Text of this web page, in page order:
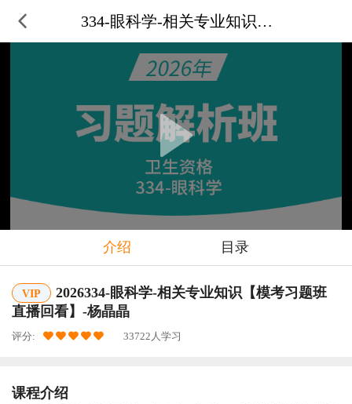
334-眼科学-相关专业知识【模
介绍 目录
VIP
2026334-眼科学-相关专业知识【模考习题班
直播回看】-杨晶晶
评分: 33722人学习
课程介绍